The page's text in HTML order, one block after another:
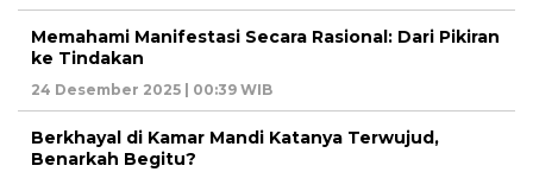
Memahami Manifestasi Secara Rasional: Dari Pikiran
ke Tindakan
24 Desember 2025 | 00:39 WIB
Berkhayal di Kamar Mandi Katanya Terwujud,
Benarkah Begitu?